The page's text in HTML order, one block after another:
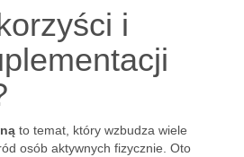
i
to temat, który wzbudza wiele
osób aktywnych fizycznie. Oto